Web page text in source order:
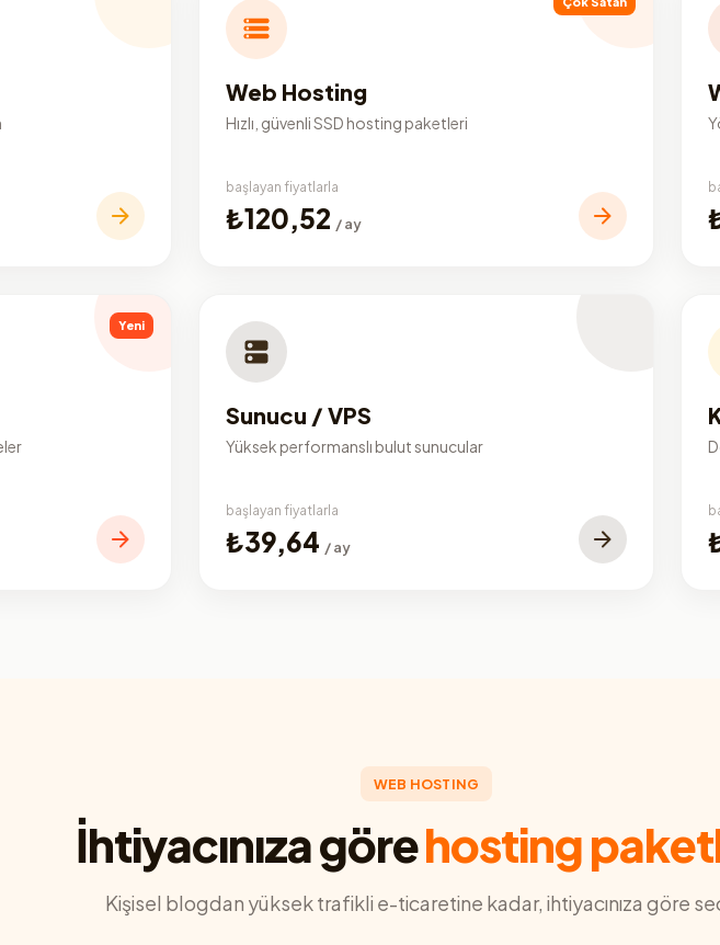
Web Hosting
Hızlı, güvenli SSD hosting paketleri
başlayan fiyatlarla
₺120,52 / ay
Yeni
Sunucu / VPS
Yüksek performanslı bulut sunucular
başlayan fiyatlarla
₺39,64 / ay
WEB HOSTING
İhtiyacınıza görehosting
Kişisel blogdan yüksek trafikli e-ticaretine kadar, ihtiyacınıza göre